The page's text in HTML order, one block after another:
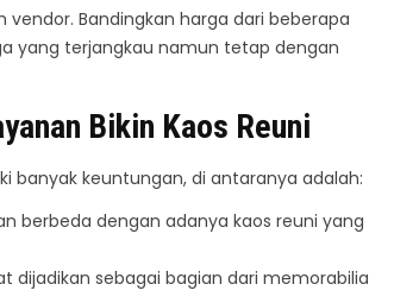
Bandingkan harga dari beberapa
yang terjangkau namun tetap dengan
Bikin Kaos Reuni
banyak keuntungan, di antaranya adalah:
berbeda dengan adanya kaos reuni yang
dijadikan sebagai bagian dari memorabilia